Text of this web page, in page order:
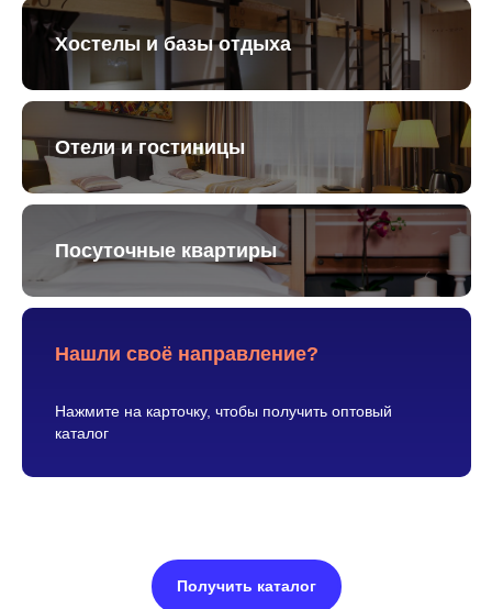
Хостелы и базы отдыха
Отели и гостиницы
Посуточные квартиры
Нашли своё направление?
Нажмите на карточку, чтобы получить оптовый
каталог
Получить каталог